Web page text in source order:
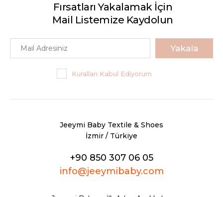
Fırsatları Yakalamak İçin
Mail Listemize Kaydolun
Yakala
Kuralları Kabul Ediyorum
Jeeymi Baby Textile & Shoes
İzmir / Türkiye
+90 850 307 06 05
info@jeeymibaby.com